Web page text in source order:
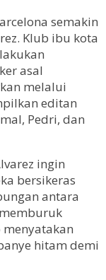
semakin
Klub ibu kota
asal
melalui
editan
Pedri, dan
ingin
bersikeras
antara
hitam demi